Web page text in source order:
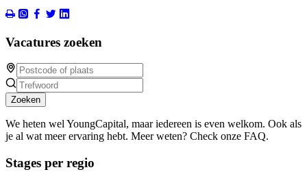
Vacatures zoeken
Zoeken
We heten wel YoungCapital, maar iedereen is even welkom. Ook als
je al wat meer ervaring hebt. Meer weten? Check onze FAQ.
Stages per regio